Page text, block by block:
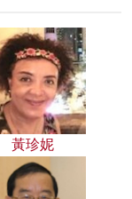
黃珍妮